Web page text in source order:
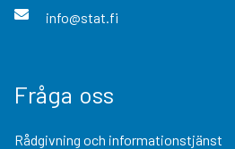
info@stat.fi
Fråga oss
Rådgivning och informationstjänst